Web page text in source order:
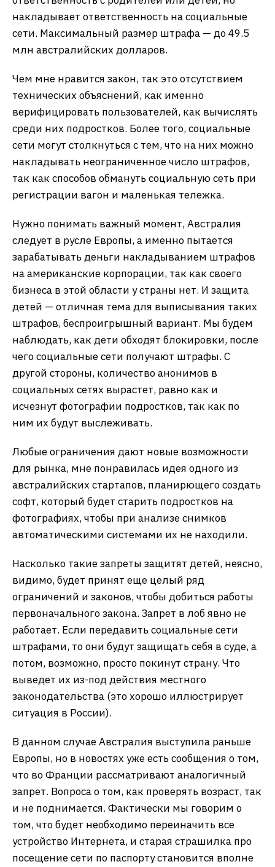
накладывает ответственность на социальные
сети. Максимальный размер штрафа — до 49.5
млн австралийских долларов.
Чем мне нравится закон, так это отсутствием
технических объяснений, как именно
верифицировать пользователей, как вычислять
среди них подростков. Более того, социальные
сети могут столкнуться с тем, что на них можно
накладывать неограниченное число штрафов,
так как способов обмануть социальную сеть при
регистрации вагон и маленькая тележка.
Нужно понимать важный момент, Австралия
следует в русле Европы, а именно пытается
зарабатывать деньги накладыванием штрафов
на американские корпорации, так как своего
бизнеса в этой области у страны нет. И защита
детей — отличная тема для выписывания таких
штрафов, беспроигрышный вариант. Мы будем
наблюдать, как дети обходят блокировки, после
чего социальные сети получают штрафы. С
другой стороны, количество анонимов в
социальных сетях вырастет, равно как и
исчезнут фотографии подростков, так как по
ним их будут выслеживать.
Любые ограничения дают новые возможности
для рынка, мне понравилась идея одного из
австралийских стартапов, планирющего создать
софт, который будет старить подростков на
фотографиях, чтобы при анализе снимков
автоматическими системами их не находили.
Насколько такие запреты защитят детей, неясно,
видимо, будет принят еще целый ряд
ограничений и законов, чтобы добиться работы
первоначального закона. Запрет в лоб явно не
работает. Если передавить социальные сети
штрафами, то они будут защищать себя в суде, а
потом, возможно, просто покинут страну. Что
выведет их из-под действия местного
законодательства (это хорошо иллюстрирует
ситуация в России).
В данном случае Австралия выступила раньше
Европы, но в новостях уже есть сообщения о том,
что во Франции рассматривают аналогичный
запрет. Вопроса о том, как проверять возраст, так
и не поднимается. Фактически мы говорим о
том, что будет необходимо переиначить все
устройство Интернета, и старая страшилка про
посещение сети по паспорту становится вполне